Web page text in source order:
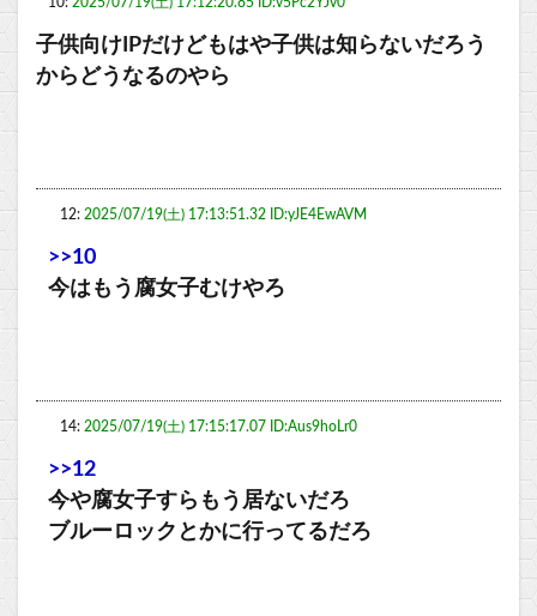
子供向けIPだけどもはや子供は知らないだろう
からどうなるのやら
12: 2025/07/19(土) 17:13:51.32 ID:yJE4EwAVM
>>10
今はもう腐女子むけやろ
14: 2025/07/19(土) 17:15:17.07 ID:Aus9hoLr0
>>12
今や腐女子すらもう居ないだろ
ブルーロックとかに行ってるだろ